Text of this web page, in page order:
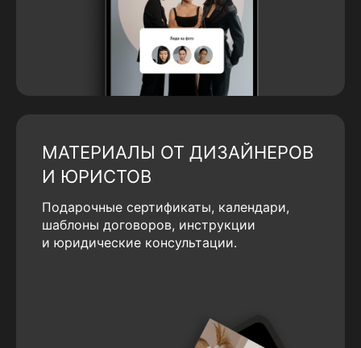
МАТЕРИАЛЫ ОТ ДИЗАЙНЕРОВ
И ЮРИСТОВ
Подарочные сертификаты, календари,
шаблоны договоров, инструкции
и юридические консультации.